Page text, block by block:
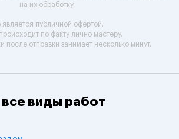
на их обработку.
является публичной офертой.
по факту лично мастеру.
после отправки занимает несколько минут.
виды работ